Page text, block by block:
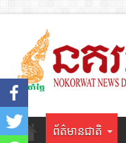
ព័ត៌មានជាតិ